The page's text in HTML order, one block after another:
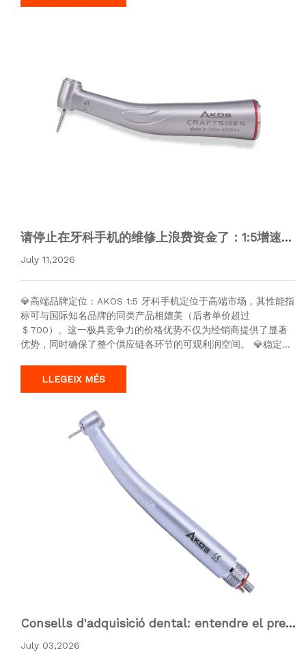
请停止在牙科手机的维修上浪费资金了：1:5增速弯
机——经销商采购指南
July 11,2026
💎高端品牌定位：AKOS 1:5 牙科手机定位于高端市场，其性能指
标可与国际知名品牌的同类产品相媲美（后者单价超过
＄700）。这一极具竞争力的价格优势不仅为经销商提供了显著
优势，同时确保了整个供应链各环节的可观利润空间。 💎稳定的
度化的供应链…
LLEGEIX MÉS
Consells d'adquisició dental: entendre el preu
de la peça de mà del rotor d'aire de la Xina i t
July 03,2026